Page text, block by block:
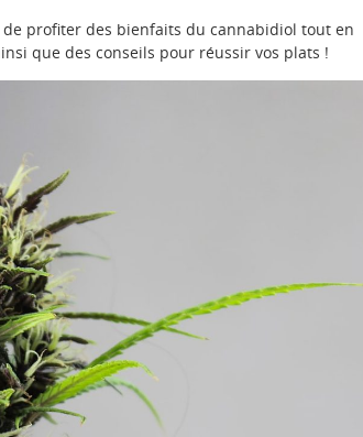
profiter des bienfaits du cannabidiol tout en
que des conseils pour réussir vos plats !